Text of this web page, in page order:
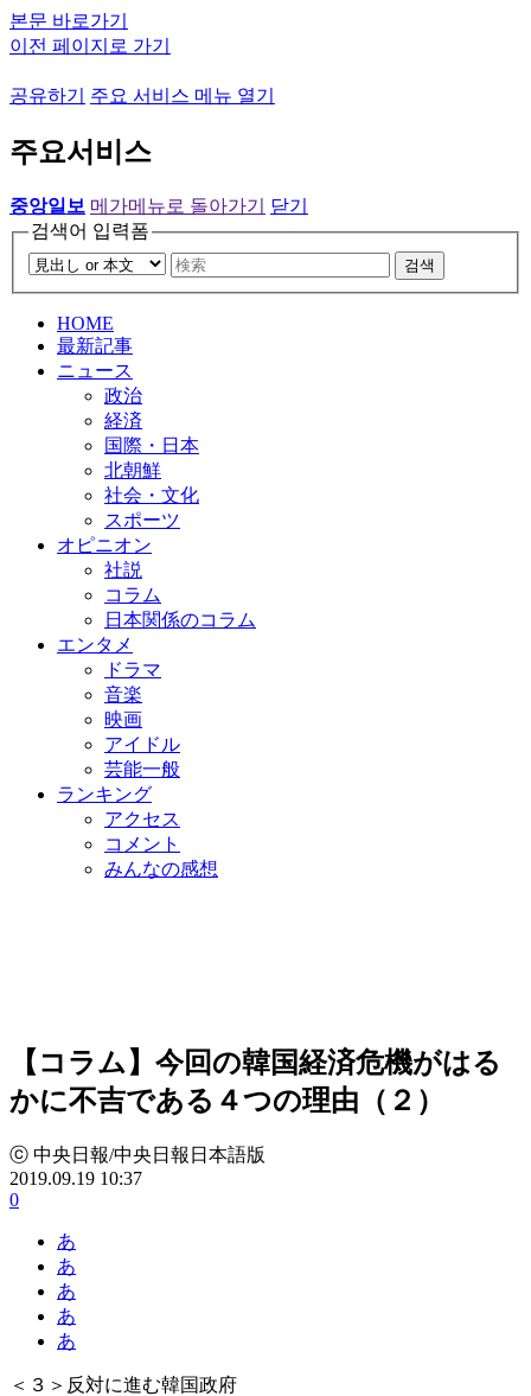
본문 바로가기
이전 페이지로 가기
공유하기 주요 서비스 메뉴 열기
주요서비스
중앙일보 메가메뉴로 돌아가기
닫기
검색어 입력폼
검색
HOME
最新記事
ニュース
政治
経済
国際・日本
北朝鮮
社会・文化
スポーツ
オピニオン
社説
コラム
日本関係のコラム
エンタメ
ドラマ
音楽
映画
アイドル
芸能一般
ランキング
アクセス
コメント
みんなの感想
【コラム】今回の韓国経済危機がはる
かに不吉である４つの理由（２）
ⓒ 中央日報/中央日報日本語版
2019.09.19 10:37
0
あ
あ
あ
あ
あ
＜３＞反対に進む韓国政府